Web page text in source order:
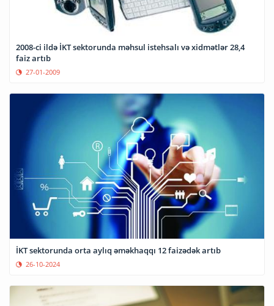
2008-ci ildə İKT sektorunda məhsul istehsalı və xidmətlər 28,4
faiz artıb
27-01-2009
İKT sektorunda orta aylıq əməkhaqqı 12 faizədək artıb
26-10-2024